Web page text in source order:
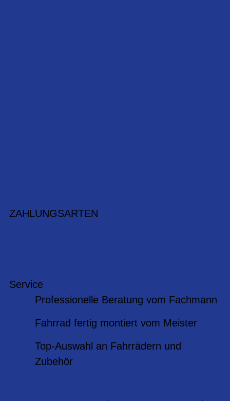
ZAHLUNGSARTEN
Service
Professionelle Beratung vom Fachmann
Fahrrad fertig montiert vom Meister
Top-Auswahl an Fahrrädern und
Zubehör